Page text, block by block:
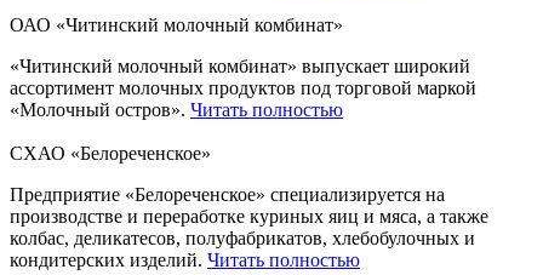
ОАО «Читинский молочный комбинат»
«Читинский молочный комбинат» выпускает широкий
ассортимент молочных продуктов под торговой маркой
«Молочный остров». Читать полностью
СХАО «Белореченское»
Предприятие «Белореченское» специализируется на
производстве и переработке куриных яиц и мяса, а также
колбас, деликатесов, полуфабрикатов, хлебобулочных и
кондитерских изделий. Читать полностью